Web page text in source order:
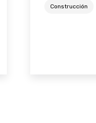
Construcción